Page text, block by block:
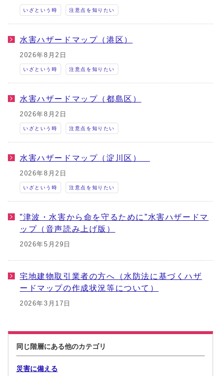
いざという時 注意点を知りたい
水害ハザードマップ（港区）
2026年8月2日
いざという時 注意点を知りたい
水害ハザードマップ（都島区）
2026年8月2日
いざという時 注意点を知りたい
水害ハザードマップ（淀川区）
2026年8月2日
いざという時 注意点を知りたい
”津波・水害から命を守るために”水害ハザードマ
ップ（音声読み上げ版）
2026年5月29日
宅地建物取引業者の方へ（水防法に基づくハザ
ードマップの作成状況等について）
2026年3月17日
同じ階層にある他のカテゴリ
災害に備える